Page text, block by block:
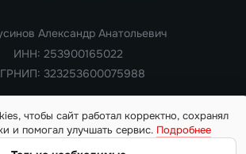
— 2026. Все права защищены
Александр Анатольевич
ИНН: 253900165022
323253600075988
чтобы сайт работал корректно, сохранял
и помогал улучшать сервис. Подробнее